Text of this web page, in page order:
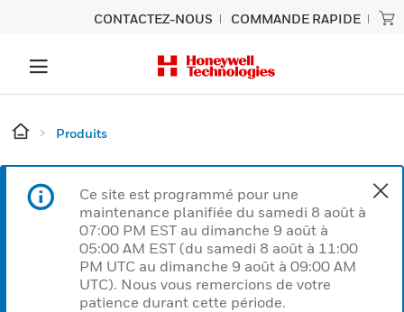
CONTACTEZ-NOUS COMMANDE RAPIDE
Produits
Ce site est programmé pour une
maintenance planifiée du samedi 8 août à
07:00 PM EST au dimanche 9 août à
05:00 AM EST (du samedi 8 août à 11:00
PM UTC au dimanche 9 août à 09:00 AM
UTC). Nous vous remercions de votre
patience durant cette période.